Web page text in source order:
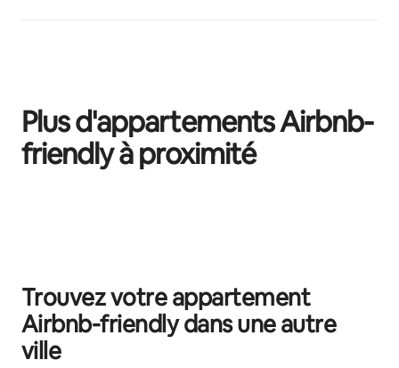
Plus d'appartements Airbnb-
friendly à proximité
Trouvez votre appartement
Airbnb-friendly dans une autre
ville